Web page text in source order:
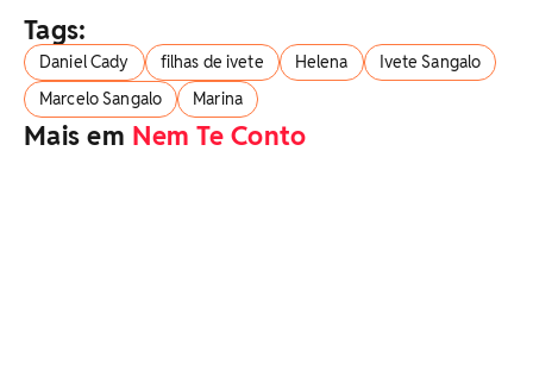
Tags:
Daniel Cady filhas de ivete Helena
Ivete Sangalo
Marcelo Sangalo
Marina
Mais em Nem Te Conto